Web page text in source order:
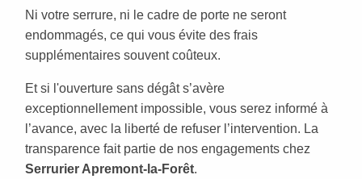
Ni votre serrure, ni le cadre de porte ne seront
endommagés, ce qui vous évite des frais
supplémentaires souvent coûteux.
Et si l'ouverture sans dégât s’avère
exceptionnellement impossible, vous serez informé à
l’avance, avec la liberté de refuser l’intervention. La
transparence fait partie de nos engagements chez
Serrurier Apremont-la-Forêt.